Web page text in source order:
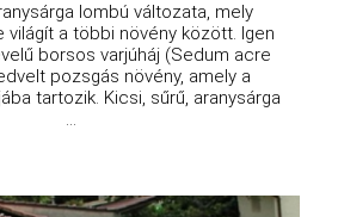
lombú változata, mely
világít a többi növény között. Igen
borsos varjúháj (Sedum acre
pozsgás növény, amely a
tartozik. Kicsi, sűrű, aranysárga
...